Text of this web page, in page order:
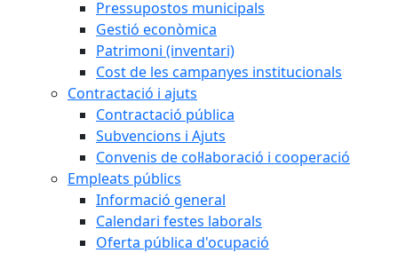
Pressupostos municipals
Gestió econòmica
Patrimoni (inventari)
Cost de les campanyes institucionals
Contractació i ajuts
Contractació pública
Subvencions i Ajuts
Convenis de col·laboració i cooperació
Empleats públics
Informació general
Calendari festes laborals
Oferta pública d'ocupació